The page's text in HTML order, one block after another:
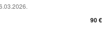
90 €